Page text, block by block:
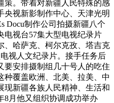
策。带着对新疆人民特殊的感
央视新影制作中心、天津光明
Docu制作公司拍摄新疆八个
电视台57集大型电视纪录片
、哈萨克、柯尔克孜、塔吉克
视人文纪录片。接手任务后
要安排摄制组几十号人的吃住
种覆盖欧洲、北美、拉美、中
现新疆各族人民精神、生活和
8月他又组织协调成功举办